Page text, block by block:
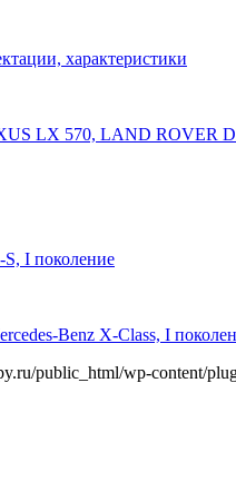
характеристики
LX 570, LAND ROVER
I поколение
Benz X-Class, I
public_html/wp-content/